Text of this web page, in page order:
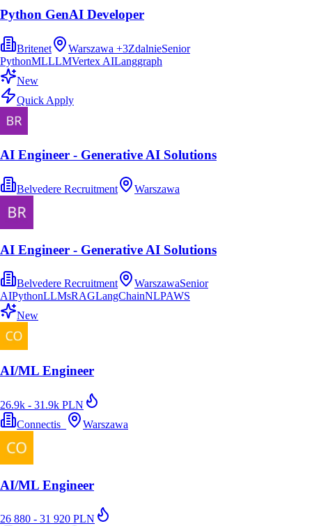
Python GenAI Developer
Britenet Warszawa +3ZdalnieSenior
PythonMLLLMVertex AILanggraph
New
Quick Apply
AI Engineer - Generative AI Solutions
Belvedere Recruitment Warszawa
AI Engineer - Generative AI Solutions
Belvedere Recruitment WarszawaSenior
AIPythonLLMsRAGLangChainNLPAWS
New
AI/ML Engineer
26.9k - 31.9k PLN
Connectis_
Warszawa
AI/ML Engineer
26 880 - 31 920 PLN